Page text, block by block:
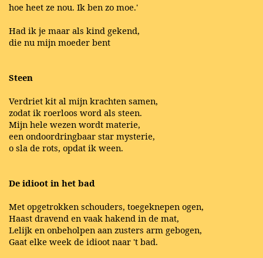
hoe heet ze nou. Ik ben zo moe.'
Had ik je maar als kind gekend,
die nu mijn moeder bent
Steen
Verdriet kit al mijn krachten samen,
zodat ik roerloos word als steen.
Mijn hele wezen wordt materie,
een ondoordringbaar star mysterie,
o sla de rots, opdat ik ween.
De idioot in het bad
Met opgetrokken schouders, toegeknepen ogen,
Haast dravend en vaak hakend in de mat,
Lelijk en onbeholpen aan zusters arm gebogen,
Gaat elke week de idioot naar 't bad.